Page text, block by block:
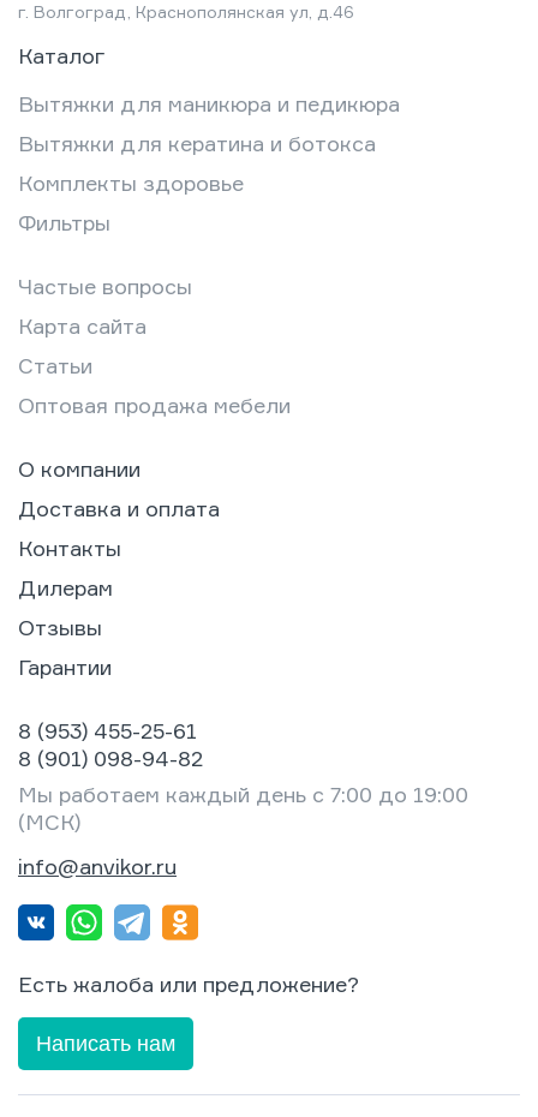
г. Волгоград, Краснополянская ул, д.46
Каталог
Вытяжки для маникюра и педикюра
Вытяжки для кератина и ботокса
Комплекты здоровье
Фильтры
Частые вопросы
Карта сайта
Статьи
Оптовая продажа мебели
О компании
Доставка и оплата
Контакты
Дилерам
Отзывы
Гарантии
8 (953) 455-25-61
8 (901) 098-94-82
Мы работаем каждый день с 7:00 до 19:00
(МСК)
info@anvikor.ru
Есть жалоба или предложение?
Написать нам